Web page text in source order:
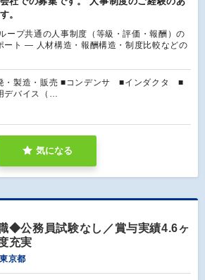
。
ープ共通の人事制度（等級・評価・報酬）の
ート ― 人材構造・報酬構造・制度比較などの
・製造・販売 ■コンデンサ ■インダクタ ■
デバイス（…
気になる
◆公務員試験なし／賞与実績4.6ヶ
充実
東京都